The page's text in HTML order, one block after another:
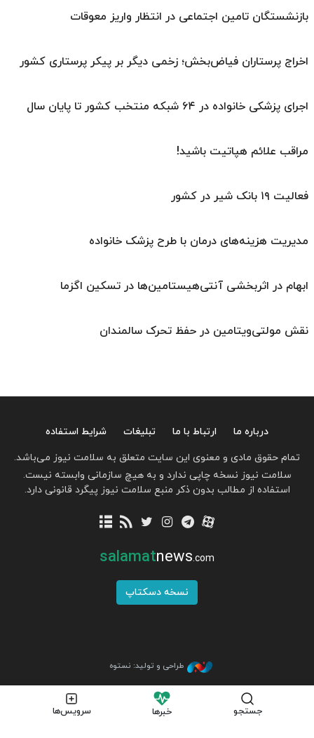
بازنشستگان تامین اجتماعی در انتظار واریز معوقات
اخراج پرستاران فیاض‌بخش؛ زخمی دیگر بر پیکر پرستاری کشور
اجرای پزشکی خانواده در ۶۴ شبکه منتخب کشور تا پایان سال
مراقب علائم هپاتیت باشید!
فعالیت ۱۹ بانک شیر در کشور
مدیریت هزینه‌های درمان با طرح پزشک خانواده
ابهام در اثربخشی آنتی‌هیستامین‌ها در تسکین اگزما
نقش مولتی‌ویتامین در حفظ تحرک سالمندان
جستجو خبرها سرویس‌ها
درباره ما ارتباط با ما تبلیغات
شرایط استفاده
تمام حقوق مادی و معنوی این سایت متعلق به سلامت نیوز می‌باشد.
سلامت نیوز نسخه چاپی ندارد و به هیچ سازمانی وابسته نیست.
استفاده از مطالب بدون ذکر منبع سلامت نیوز پیگرد قانونی دارد.
salamatnews.com
نسخه دسکتاپ
طراحی و تولید: نستوه